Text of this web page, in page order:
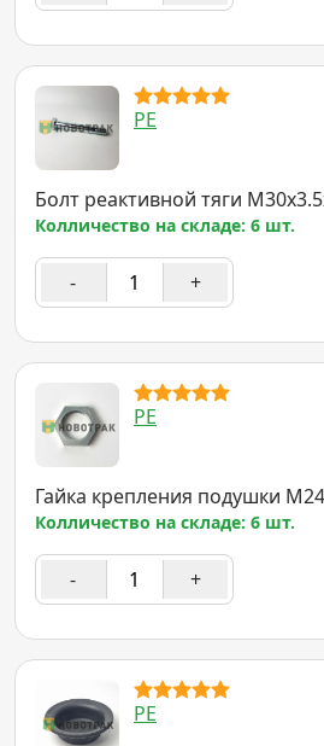
PE
Болт реактивной тяги
Колличество на складе: 6 шт.
- +
PE
Гайка крепления подушки
Колличество на складе: 6 шт.
- +
PE